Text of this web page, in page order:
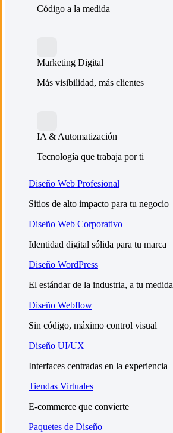
Código a la medida
Marketing Digital
Más visibilidad, más clientes
IA & Automatización
Tecnología que trabaja por ti
Diseño Web Profesional
Sitios de alto impacto para tu negocio
Diseño Web Corporativo
Identidad digital sólida para tu marca
Diseño WordPress
El estándar de la industria, a tu medida
Diseño Webflow
Sin código, máximo control visual
Diseño UI/UX
Interfaces centradas en la experiencia
Tiendas Virtuales
E-commerce que convierte
Paquetes de Diseño